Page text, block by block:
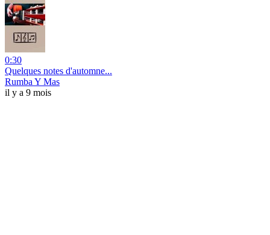
0:30
Quelques notes d'automne...
Rumba Y Mas
il y a 9 mois